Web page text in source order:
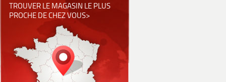
TROUVER LE MAGASIN LE PLUS
PROCHE DE CHEZ VOUS>